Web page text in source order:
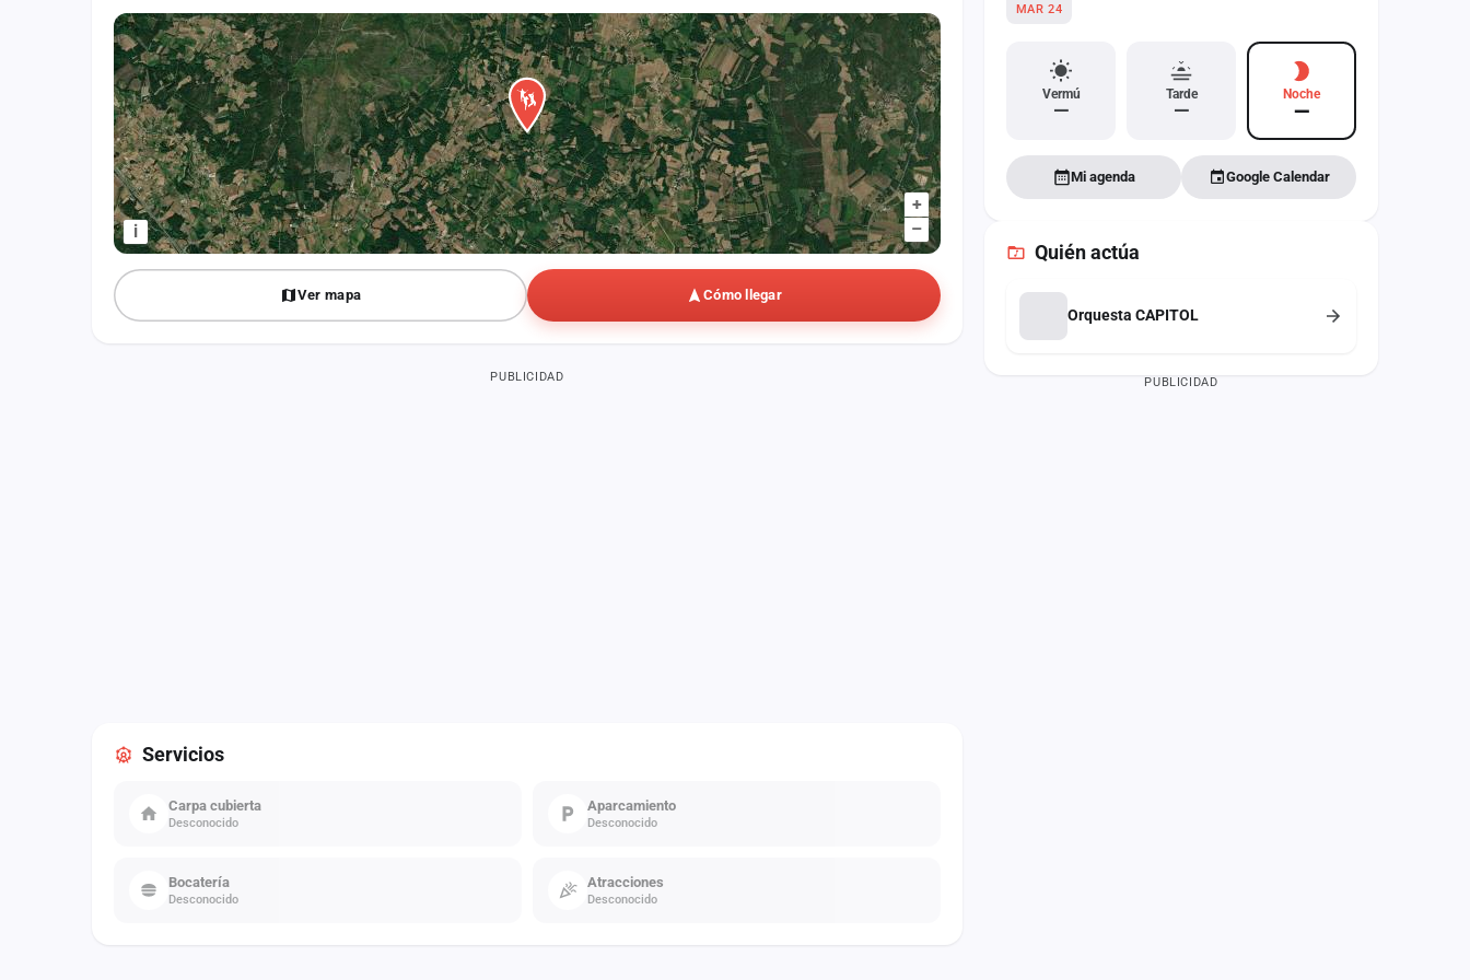
+
–
i
Ver mapa Cómo llegar
PUBLICIDAD
Servicios
Carpa cubierta
Desconocido
Aparcamiento
Desconocido
Bocatería
Desconocido
Atracciones
Desconocido
MAR 24
Vermú
—
Tarde
—
Noche
—
Mi agenda Google Calendar
Quién actúa
Orquesta CAPITOL
PUBLICIDAD
Iniciar sesión
Crear cuenta